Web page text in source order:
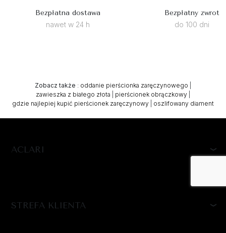
Bezpłatna dostawa
nawet w 24 h
Bezpłatny zwrot
do 100 dni
Zobacz także : oddanie pierścionka zaręczynowego
zawieszka z białego złota
pierścionek obrączkowy
gdzie najlepiej kupić pierścionek zaręczynowy
oszlifowany diament
ACLARI
STREFA KLIENTA